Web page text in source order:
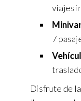
viajes
7
Disfrute de